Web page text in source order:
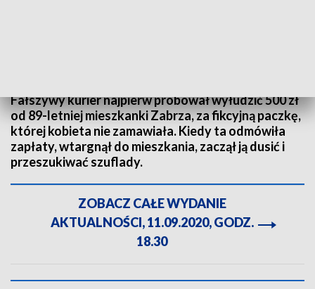
Fałszywy kurier najpierw próbował wyłudzić 500 zł
od 89-letniej mieszkanki Zabrza, za fikcyjną paczkę,
której kobieta nie zamawiała. Kiedy ta odmówiła
zapłaty, wtargnął do mieszkania, zaczął ją dusić i
przeszukiwać szuflady.
ZOBACZ CAŁE WYDANIE
AKTUALNOŚCI, 11.09.2020, GODZ.
18.30